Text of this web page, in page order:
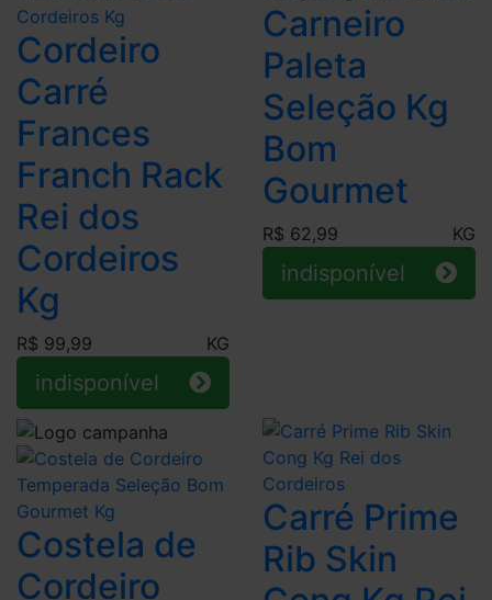
Cordeiro
Carré
Frances
Franch Rack
Rei dos
Cordeiros
Kg
R$ 99,99 KG
indisponível
Carneiro
Paleta
Seleção Kg
Bom
Gourmet
R$ 62,99 KG
indisponível
Costela de
Cordeiro
Carré Prime
Rib Skin